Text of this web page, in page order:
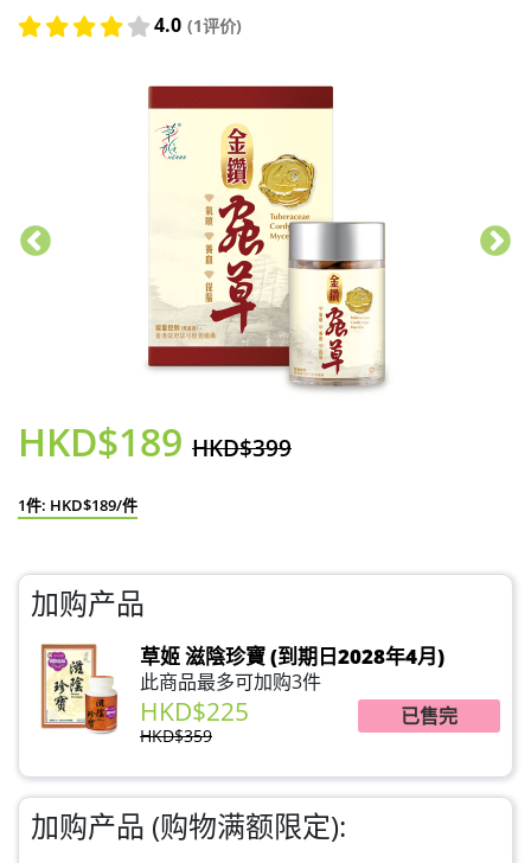
4.0 (1评价)
HKD$189 HKD$399
1件: HKD$189/件
加购产品
草姬 滋陰珍寶 (到期日2028年4月)
此商品最多可加购3件
HKD$225
HKD$359
已售完
加购产品 (购物满额限定):